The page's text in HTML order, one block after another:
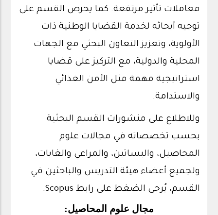
معاملات تأثير مرتفعة. كما يحرص القسم على
توجيه أبحاثه لخدمة القضايا الوطنية ذات
الأولوية، وتعزيز التعاون البحثي مع الجهات
المحلية والدولية، مع التركيز على قضايا
استراتيجية مهمة مثل الأمن الغذائي
والاستدامة.
وللاطلاع على منشورات القسم البحثية
بحسب تخصصاته في مجالات علوم
المحاصيل، والبساتين، والمراعي والغابات،
ولجميع أعضاء هيئة التدريس والباحثين في
القسم، يُرجى الضغط على رابط Scopus.
مجال علوم المحاصيل: